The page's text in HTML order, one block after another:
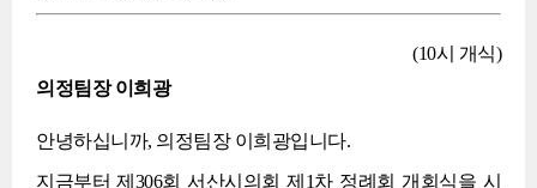
(10시 개식)
의정팀장 이희광
안녕하십니까, 의정팀장 이희광입니다.
지금부터 제306회 서산시의회 제1차 정례회 개회식을 시